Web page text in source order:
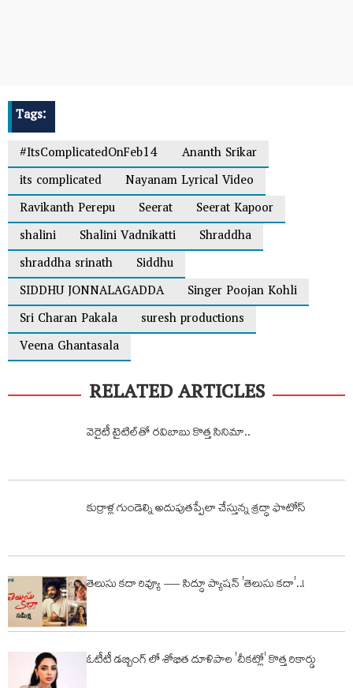
Tags:
#ItsComplicatedOnFeb14
Ananth Srikar
its complicated
Nayanam Lyrical Video
Ravikanth Perepu
Seerat
Seerat Kapoor
shalini
Shalini Vadnikatti
Shraddha
shraddha srinath
Siddhu
SIDDHU JONNALAGADDA
Singer Poojan Kohli
Sri Charan Pakala
suresh productions
Veena Ghantasala
RELATED ARTICLES
వెరైటీ టైటిల్‌తో ర‌విబాబు కొత్త సినిమా..
కుర్రాళ్ల గుండెల్ని అదుపుత‌ప్పేలా చేస్తున్న శ్ర‌ద్ధా ఫొటోస్
తెలుసు కదా రివ్యూ — సిద్ధూ ప్యాషన్​ 'తెలుసు కదా'..!
ఓటీటీ డబ్బింగ్ లో శోభిత దూళిపాల 'చీక‌ట్లో' కొత్త రికార్డు